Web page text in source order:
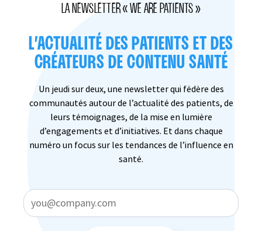
LA NEWSLETTER « WE ARE PATIENTS »
L’ACTUALITÉ DES PATIENTS ET DES
CRÉATEURS DE CONTENU SANTÉ
Un jeudi sur deux, une newsletter qui fédère des
communautés autour de l’actualité des patients, de
leurs témoignages, de la mise en lumière
d’engagements et d’initiatives. Et dans chaque
numéro un focus sur les tendances de l’influence en
santé.